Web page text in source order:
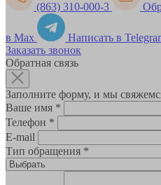
(863) 310-000-3
в Max
Написать в
Заказать звонок
Обратная связь
Заполните форму, и мы
Ваше имя *
Телефон *
E-mail
Тип обращения *